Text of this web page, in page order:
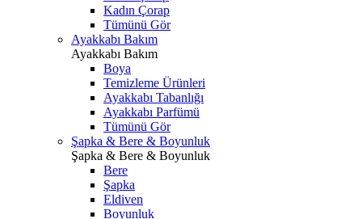
Kadın Çorap
Tümünü Gör
Ayakkabı Bakım
Ayakkabı Bakım
Boya
Temizleme Ürünleri
Ayakkabı Tabanlığı
Ayakkabı Parfümü
Tümünü Gör
Şapka & Bere & Boyunluk
Şapka & Bere & Boyunluk
Bere
Şapka
Eldiven
Boyunluk